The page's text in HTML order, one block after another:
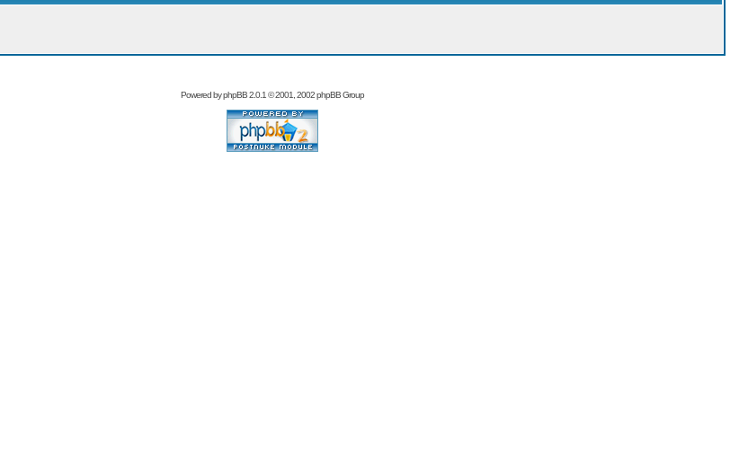
Powered byphpBB2.0.1 © 2001, 2002 phpBB Group